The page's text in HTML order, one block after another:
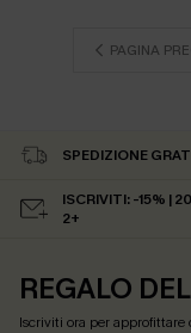
PAGINA
SPEDIZIONE
ISCRIVITI: -15% |
2+
REGALO
Iscriviti ora per approfittare